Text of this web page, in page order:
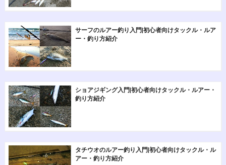
サーフのルアー釣り入門|初心者向けタックル・ルア
ー・釣り方紹介
ショアジギング入門|初心者向けタックル・ルアー・
釣り方紹介
タチウオのルアー釣り入門|初心者向けタックル・ル
アー・釣り方紹介